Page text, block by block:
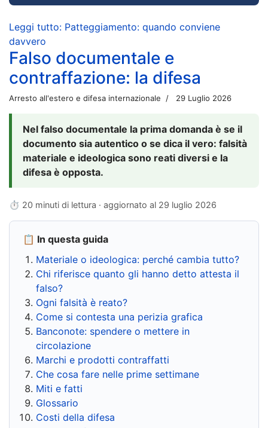
Leggi tutto: Patteggiamento: quando conviene
davvero
Falso documentale e
contraffazione: la difesa
Arresto all'estero e difesa internazionale 29 Luglio 2026
Nel falso documentale la prima domanda è se il
documento sia autentico o se dica il vero: falsità
materiale e ideologica sono reati diversi e la
difesa è opposta.
⏱ 20 minuti di lettura · aggiornato al 29 luglio 2026
📋 In questa guida
Materiale o ideologica: perché cambia tutto?
Chi riferisce quanto gli hanno detto attesta il
falso?
Ogni falsità è reato?
Come si contesta una perizia grafica
Banconote: spendere o mettere in
circolazione
Marchi e prodotti contraffatti
Che cosa fare nelle prime settimane
Miti e fatti
Glossario
Costi della difesa